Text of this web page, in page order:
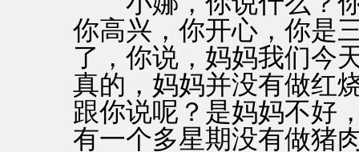
你高兴，你开心，你是
了，你说，妈妈我们今
真的，妈妈并没有做红
跟你说呢？是妈妈不好
有一个多星期没有做猪